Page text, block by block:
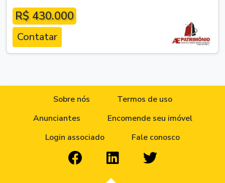
R$ 430.000
Contatar
Sobre nós
Termos de uso
Anunciantes
Encomende seu imóvel
Login associado
Fale conosco